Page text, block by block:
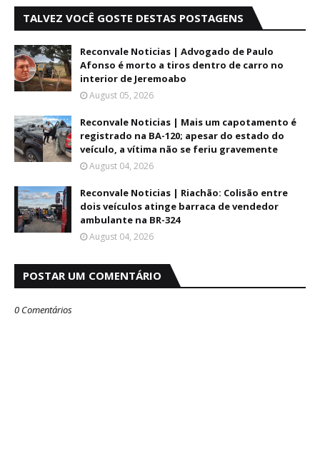
TALVEZ VOCÊ GOSTE DESTAS POSTAGENS
Reconvale Noticias | Advogado de Paulo
Afonso é morto a tiros dentro de carro no
interior de Jeremoabo
August 05, 2026
Reconvale Noticias | Mais um capotamento é
registrado na BA-120; apesar do estado do
veículo, a vítima não se feriu gravemente
August 04, 2026
Reconvale Noticias | Riachão: Colisão entre
dois veículos atinge barraca de vendedor
ambulante na BR-324
August 04, 2026
POSTAR UM COMENTÁRIO
0 Comentários